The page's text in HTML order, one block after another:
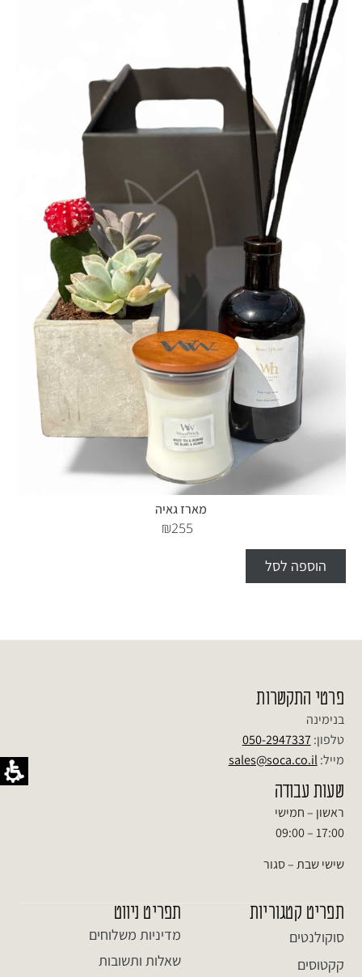
מארז גאיה
₪255
הוספה לסל
פרטי התקשרות
בנימינה
טלפון:050-2947337
מייל:sales@soca.co.il
שעות עבודה
ראשון – חמישי
17:00 – 09:00
שישי שבת – סגור
תפריט קטגוריות
סוקולנטים
קקטוסים
תפריט ניווט
מדיניות משלוחים
שאלות ותשובות